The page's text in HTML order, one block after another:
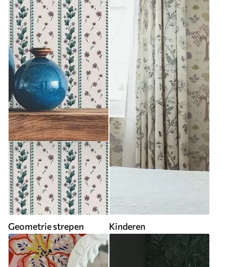
Geometrie strepen Kinderen